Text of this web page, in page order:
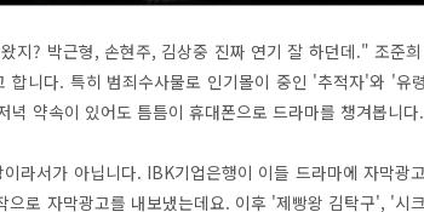
지? 박근형, 손현주, 김상중 진짜 연기 잘 하던데." 조준
합니다. 특히 범죄수사물로 인기몰이 중인 '추적자'와 '유
약속이 있어도 틈틈이 휴대폰으로 드라마를 챙겨봅니다.
라서가 아닙니다. IBK기업은행이 이들 드라마에 자막광
로 자막광고를 내보냈는데요. 이후 '제빵왕 김탁구', '시